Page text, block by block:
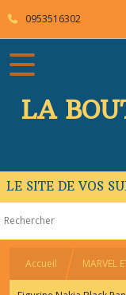
0953516302
LA
LE SITE DE VOS
Accueil MARVEL